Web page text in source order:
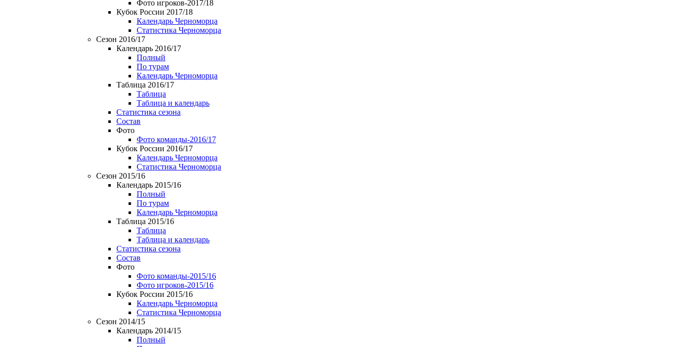
Фото игроков-2017/18
Кубок России 2017/18
Календарь Черноморца
Статистика Черноморца
Сезон 2016/17
Календарь 2016/17
Полный
По турам
Календарь Черноморца
Таблица 2016/17
Таблица
Таблица и календарь
Статистика сезона
Состав
Фото
Фото команды-2016/17
Кубок России 2016/17
Календарь Черноморца
Статистика Черноморца
Сезон 2015/16
Календарь 2015/16
Полный
По турам
Календарь Черноморца
Таблица 2015/16
Таблица
Таблица и календарь
Статистика сезона
Состав
Фото
Фото команды-2015/16
Фото игроков-2015/16
Кубок России 2015/16
Календарь Черноморца
Статистика Черноморца
Сезон 2014/15
Календарь 2014/15
Полный